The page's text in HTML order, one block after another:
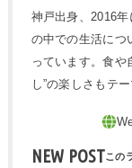
神戸出身、2016
の中での生活につ
っています。食や
し”の楽しさもテ
NEW POST